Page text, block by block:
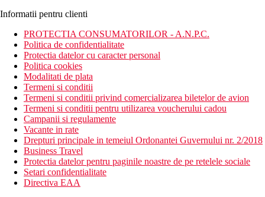
Informatii pentru clienti
PROTECTIA CONSUMATORILOR - A.N.P.C.
Politica de confidentialitate
Protectia datelor cu caracter personal
Politica cookies
Modalitati de plata
Termeni si conditii
Termeni si conditii privind comercializarea biletelor de avion
Termeni si conditii pentru utilizarea voucherului cadou
Campanii si regulamente
Vacante in rate
Drepturi principale in temeiul Ordonantei Guvernului nr. 2/2018
Business Travel
Protectia datelor pentru paginile noastre de pe retelele sociale
Setari confidentialitate
Directiva EAA